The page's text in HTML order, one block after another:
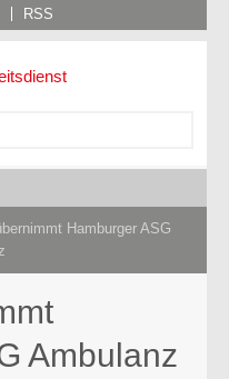
RSS
Hamburger ASG
Ambulanz